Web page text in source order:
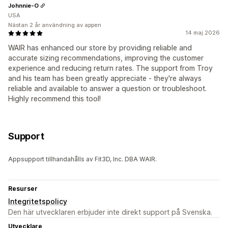
14 maj 2026
WAIR has enhanced our store by providing reliable and
accurate sizing recommendations, improving the customer
experience and reducing return rates. The support from Troy
and his team has been greatly appreciate - they're always
reliable and available to answer a question or troubleshoot.
Highly recommend this tool!
Johnnie-O
USA
Nästan 2 år användning av appen
Support
Appsupport tillhandahålls av Fit3D, Inc. DBA WAIR.
Resurser
Integritetspolicy
Den här utvecklaren erbjuder inte direkt support på Svenska.
Utvecklare